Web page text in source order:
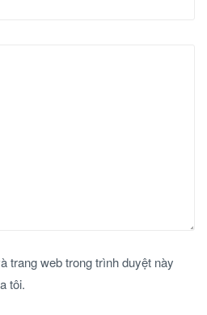
trang web trong trình duyệt này
tôi.